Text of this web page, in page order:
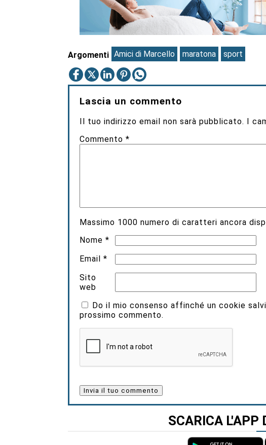
Argomenti Amici di Marcello maratona sport
Lascia un commento
Il tuo indirizzo email non sarà pubblicato. I
Commento*
Massimo 1000 numero di caratteri ancora
Nome*
Email*
Sito
web
Do il mio consenso affinché un cookie
prossimo commento.
SCARICA L'APP